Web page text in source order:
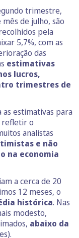
trimestre,
de julho, são
pela
5,7%, com as
das
estimativas
lucros,
trimestres de
estimativas para
refletir o
analistas
e não
na economia
a cerca de 20
12 meses, o
histórica. Nas
modesto,
abaixo da